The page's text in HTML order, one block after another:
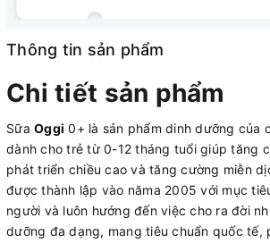
Thông tin sản phẩm
Chi tiết sản phẩm
Sữa Oggi 0+ là sản phẩm dinh dưỡng của
dành cho trẻ từ 0-12 tháng tuổi giúp tăng
phát triển chiều cao và tăng cường miễn
được thành lập vào năma 2005 với mục
người và luôn hướng đến việc cho ra đời
dưỡng đa dạng, mang tiêu chuẩn quốc tế,